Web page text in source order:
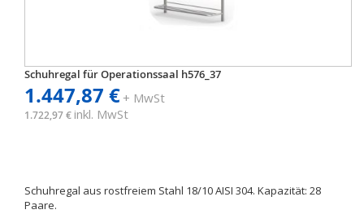
Schuhregal für Operationssaal h576_37
1.447,87 €+ MwSt
1.722,97 € inkl. MwSt
Schuhregal aus rostfreiem Stahl 18/10 AISI 304. Kapazität: 28
Paare.